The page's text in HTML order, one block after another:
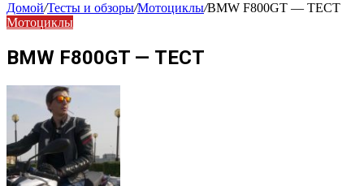
Домой/Тесты и обзоры/Мотоциклы/BMW F800GT — ТЕСТ
Мотоциклы
BMW F800GT — ТЕСТ